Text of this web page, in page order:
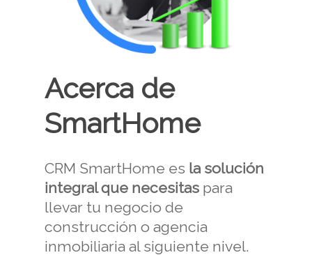
Acerca de
SmartHome
CRM SmartHome es la solución
integral que necesitas para
llevar tu negocio de
construcción o agencia
inmobiliaria al siguiente nivel.